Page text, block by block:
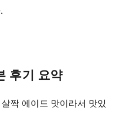
후기 요약
짝 에이드 맛이라서 맛있